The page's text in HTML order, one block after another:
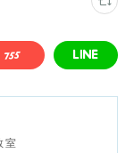
室